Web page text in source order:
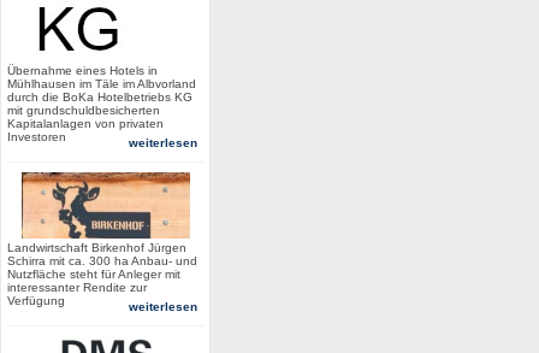
Übernahme eines Hotels in
Mühlhausen im Täle im Albvorland
durch die BoKa Hotelbetriebs KG
mit grundschuldbesicherten
Kapitalanlagen von privaten
Investoren
weiterlesen
Landwirtschaft Birkenhof Jürgen
Schirra mit ca. 300 ha Anbau- und
Nutzfläche steht für Anleger mit
interessanter Rendite zur
Verfügung
weiterlesen